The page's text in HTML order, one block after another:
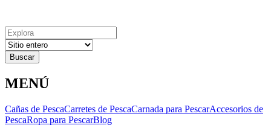
Resultados
para
MENÚ
Cañas de PescaCarretes de PescaCarnada para PescarAccesorios de
PescaRopa para PescarBlog